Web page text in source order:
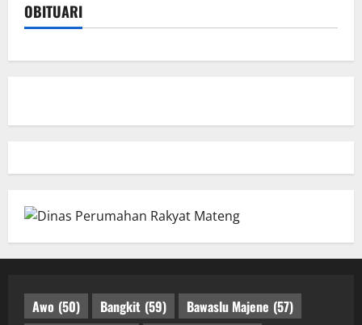
OBITUARI
Awo (50) Bangkit (59) Bawaslu Majene (57)